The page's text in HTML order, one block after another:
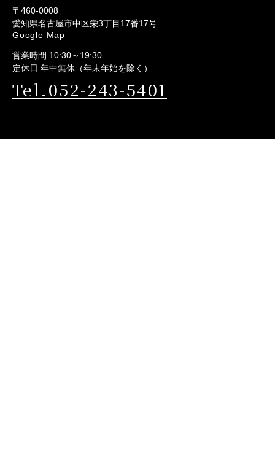
〒460-0008
愛知県名古屋市中区栄3丁目17番17号
Google Map
営業時間 10:30～19:30
定休日 年中無休（年末年始を除く）
Tel.052-243-5401